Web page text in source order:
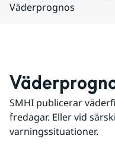
Väderprognos
SMHI publicerar
fredagar. Eller vid
varningssituationer.